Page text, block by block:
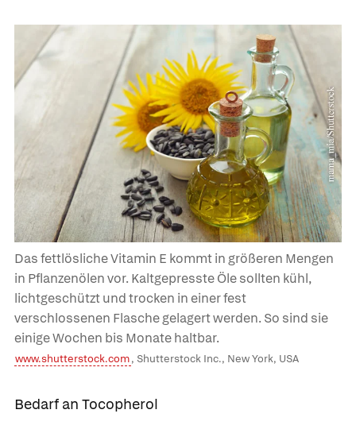
Das fettlösliche Vitamin E kommt in größeren Mengen
in Pflanzenölen vor. Kaltgepresste Öle sollten kühl,
lichtgeschützt und trocken in einer fest
verschlossenen Flasche gelagert werden. So sind sie
einige Wochen bis Monate haltbar.
www.shutterstock.com, Shutterstock Inc., New York, USA
Bedarf an Tocopherol